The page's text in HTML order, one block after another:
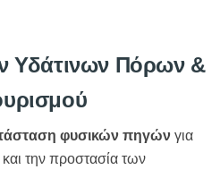
Υδάτινων Πόρων &
φυσικών πηγών για
την προστασία των